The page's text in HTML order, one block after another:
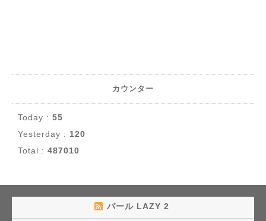
カウンター
Today : 55
Yesterday : 120
Total : 487010
バール LAZY 2